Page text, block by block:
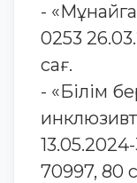
-
0253
сағ.
- «Білім
70997, 80